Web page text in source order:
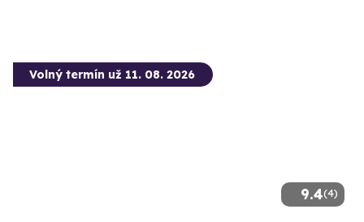
9.4(4)
Volný termín už 11. 08. 2026